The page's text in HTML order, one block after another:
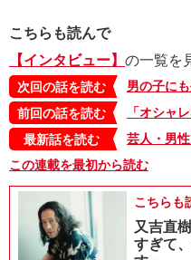
こちらも読んで
【インタビュー】 の一覧を
次回の話を読む
前回の話を読む
最新話を読む
この連載を最初から読む
こちらも
又吉直
すぎて